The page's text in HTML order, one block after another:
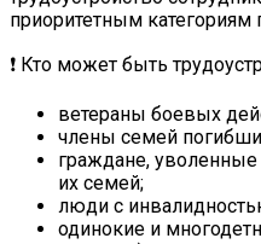
приоритетным категориям
❗ Кто может быть
ветераны боевых
члены семей
граждане,
их семей;
люди с
одинокие и